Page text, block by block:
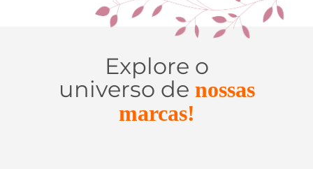
Explore o
universo de nossas
marcas!